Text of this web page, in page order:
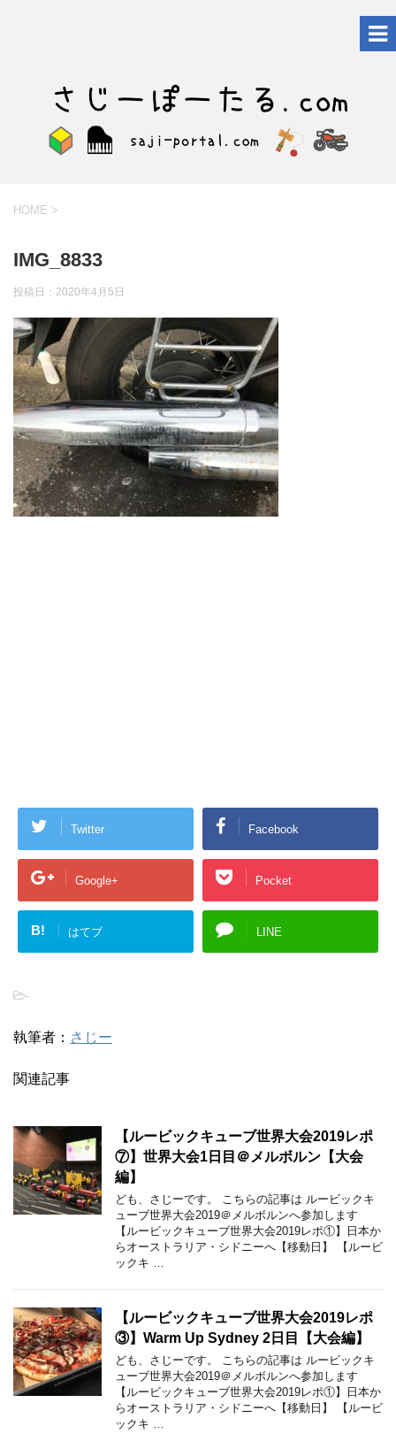
HOME >
IMG_8833
投稿日： 2020年4月5日
Twitter Facebook
Google+ Pocket
B! はてブ LINE
-
執筆者： さじー
関連記事
【ルービックキューブ世界大会2019レポ
⑦】世界大会1日目＠メルボルン【大会
編】
ども、さじーです。 こちらの記事は ルービックキ
ューブ世界大会2019＠メルボルンへ参加します
【ルービックキューブ世界大会2019レポ①】日本か
らオーストラリア・シドニーへ【移動日】 【ルービ
ックキ …
【ルービックキューブ世界大会2019レポ
③】Warm Up Sydney 2日目【大会編】
ども、さじーです。 こちらの記事は ルービックキ
ューブ世界大会2019＠メルボルンへ参加します
【ルービックキューブ世界大会2019レポ①】日本か
らオーストラリア・シドニーへ【移動日】 【ルービ
ックキ …